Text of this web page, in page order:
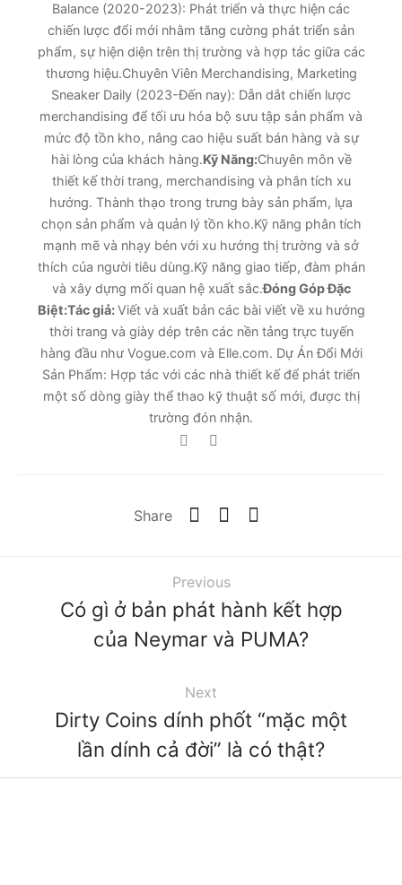
Balance (2020-2023): Phát triển và thực hiện các
chiến lược đổi mới nhằm tăng cường phát triển sản
phẩm, sự hiện diện trên thị trường và hợp tác giữa các
thương hiệu.Chuyên Viên Merchandising, Marketing
Sneaker Daily (2023-Đến nay): Dẫn dắt chiến lược
merchandising để tối ưu hóa bộ sưu tập sản phẩm và
mức độ tồn kho, nâng cao hiệu suất bán hàng và sự
hài lòng của khách hàng.Kỹ Năng:Chuyên môn về
thiết kế thời trang, merchandising và phân tích xu
hướng. Thành thạo trong trưng bày sản phẩm, lựa
chọn sản phẩm và quản lý tồn kho.Kỹ năng phân tích
mạnh mẽ và nhạy bén với xu hướng thị trường và sở
thích của người tiêu dùng.Kỹ năng giao tiếp, đàm phán
và xây dựng mối quan hệ xuất sắc.Đóng Góp Đặc
Biệt:Tác giả:Viết và xuất bản các bài viết về xu hướng
thời trang và giày dép trên các nền tảng trực tuyến
hàng đầu như Vogue.com và Elle.com. Dự Án Đổi Mới
Sản Phẩm: Hợp tác với các nhà thiết kế để phát triển
một số dòng giày thể thao kỹ thuật số mới, được thị
trường đón nhận.
Share
Previous
Có gì ở bản phát hành kết hợp
của Neymar và PUMA?
Next
Dirty Coins dính phốt “mặc một
lần dính cả đời” là có thật?